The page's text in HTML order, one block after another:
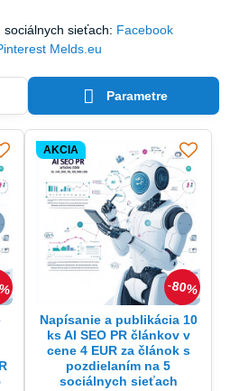
sieťach: Facebook
Melds.eu
Parametre
80%
AKCIA
Napísanie a publikácia 10
ks AI SEO PR článkov v
cene 4 EUR za článok s
pozdielaním na 5
sociálnych sieťach